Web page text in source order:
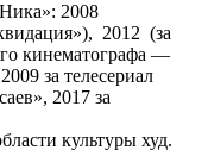
2008
2012 (за
кинематографа —
за телесериал
2017 за
культуры худ.